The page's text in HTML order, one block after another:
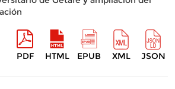
PDF HTML EPUB XML JSON